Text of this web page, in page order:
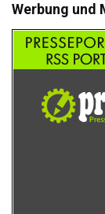
Werbung und